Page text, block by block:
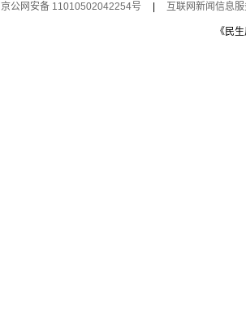
京公网安备 11010502042254号
互联网新闻信息
《民